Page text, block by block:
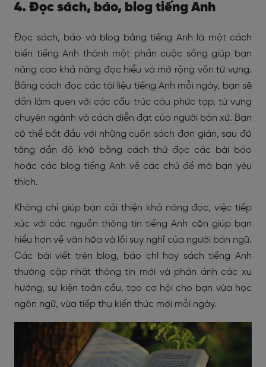
4. Đọc sách, báo, blog tiếng Anh
Đọc sách, báo và blog bằng tiếng Anh là một cách
biến tiếng Anh thành một phần cuộc sống giúp bạn
nâng cao khả năng đọc hiểu và mở rộng vốn từ vựng.
Bằng cách đọc các tài liệu tiếng Anh mỗi ngày, bạn sẽ
dần làm quen với các cấu trúc câu phức tạp, từ vựng
chuyên ngành và cách diễn đạt của người bản xứ. Bạn
có thể bắt đầu với những cuốn sách đơn giản, sau đó
tăng dần độ khó bằng cách thử đọc các bài báo
hoặc các blog tiếng Anh về các chủ đề mà bạn yêu
thích.
Không chỉ giúp bạn cải thiện khả năng đọc, việc tiếp
xúc với các nguồn thông tin tiếng Anh còn giúp bạn
hiểu hơn về văn hóa và lối suy nghĩ của người bản ngữ.
Các bài viết trên blog, báo chí hay sách tiếng Anh
thường cập nhật thông tin mới và phản ánh các xu
hướng, sự kiện toàn cầu, tạo cơ hội cho bạn vừa học
ngôn ngữ, vừa tiếp thu kiến thức mới mỗi ngày.